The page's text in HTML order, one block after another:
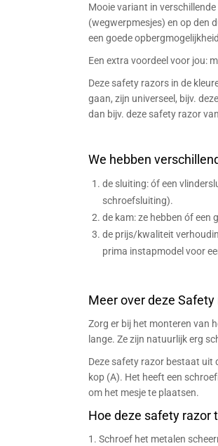
Mooie variant in
(wegwerpmesjes) en op den
een goede
Een extra voordeel voor jou:
Deze safety razors in de
gaan, zijn universeel, bijv. deze
dan bijv. deze safety razor
We hebben
de sluiting: óf een
schroefsluiting).
de kam: ze hebben óf
de prijs/kwaliteit
prima instapmodel voor
Meer over deze
Zorg er bij het monteren van
lange. Ze zijn natuurlijk erg
Deze safety razor bestaat uit
kop (A). Het heeft een
om het mesje te plaatsen.
Hoe deze safety razor
1. Schroef het metalen